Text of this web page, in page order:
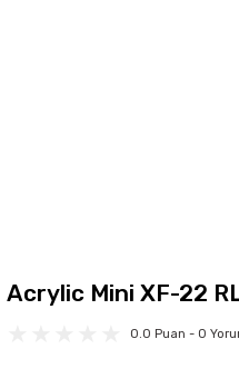
Acrylic Mini XF-22
0.0 Puan - 0